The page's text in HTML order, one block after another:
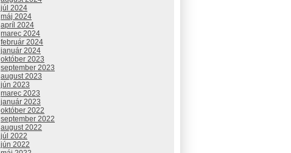
júl 2024
máj 2024
apríl 2024
marec 2024
február 2024
január 2024
október 2023
september 2023
august 2023
jún 2023
marec 2023
január 2023
október 2022
september 2022
august 2022
júl 2022
jún 2022